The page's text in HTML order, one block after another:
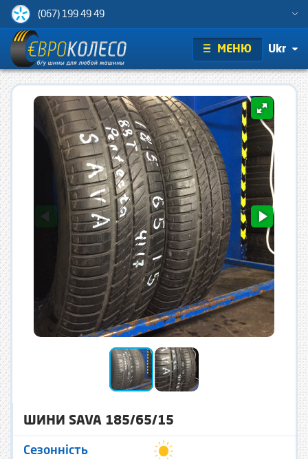
(067) 199 49 49
МЕНЮ Ukr
ШИНИ SAVA 185/65/15
Сезонність